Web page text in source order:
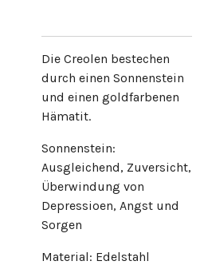
Die Creolen bestechen
durch einen Sonnenstein
und einen goldfarbenen
Hämatit.
Sonnenstein:
Ausgleichend, Zuversicht,
Überwindung von
Depressioen, Angst und
Sorgen
Material: Edelstahl